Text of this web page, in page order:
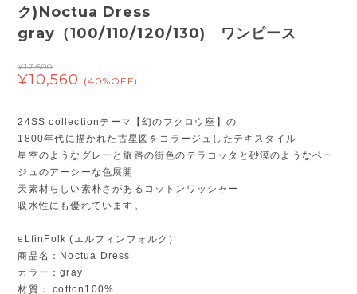
ク)Noctua Dress
gray（100/110/120/130) ワンピース
¥17,600
¥10,560 (40%OFF)
24SS collectionテーマ【幻のフクロウ座】の
1800年代に描かれた古星図をコラージュしたテキスタイル
星空のようなグレーと旅路の街色のテラコッタと砂漠のようなベー
ジュのアーシーな色展開
天素材らしい素朴さがあるコットンワッシャー
吸水性にも優れています。
eLfinFolk (エルフィンフォルク）
商品名：Noctua Dress
カラー：gray
材質： cotton100%